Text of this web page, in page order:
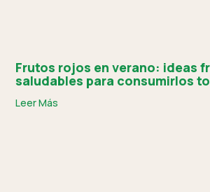
Frutos rojos en verano: ideas
saludables para consumirlos
Leer Más